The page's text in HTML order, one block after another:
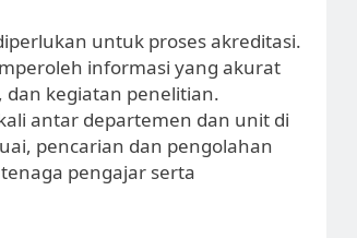
untuk proses akreditasi.
informasi yang akurat
kegiatan penelitian.
antar departemen dan unit di
pencarian dan pengolahan
pengajar serta